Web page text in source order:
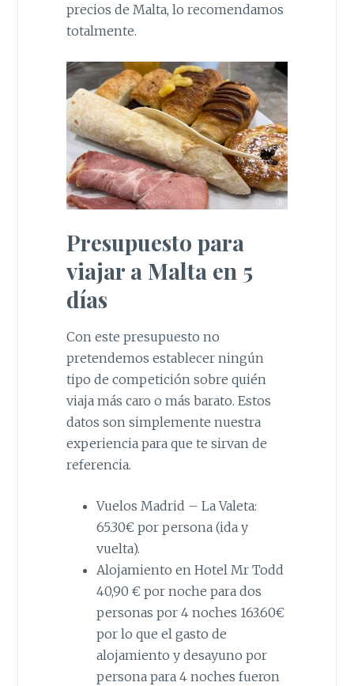
precios de Malta, lo recomendamos
totalmente.
Presupuesto para
viajar a Malta en 5
días
Con este presupuesto no
pretendemos establecer ningún
tipo de competición sobre quién
viaja más caro o más barato. Estos
datos son simplemente nuestra
experiencia para que te sirvan de
referencia.
Vuelos Madrid – La Valeta:
65.30€ por persona (ida y
vuelta).
Alojamiento en Hotel Mr Todd
40,90 € por noche para dos
personas por 4 noches 163.60€
por lo que el gasto de
alojamiento y desayuno por
persona para 4 noches fueron